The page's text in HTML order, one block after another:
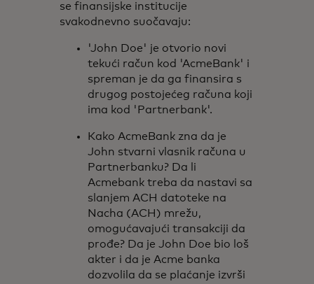
se finansijske institucije
svakodnevno suočavaju:
'John Doe' je otvorio novi
tekući račun kod 'AcmeBank' i
spreman je da ga finansira s
drugog postojećeg računa koji
ima kod 'Partnerbank'.
Kako AcmeBank zna da je
John stvarni vlasnik računa u
Partnerbanku? Da li
Acmebank treba da nastavi sa
slanjem ACH datoteke na
Nacha (ACH) mrežu,
omogućavajući transakciji da
prođe? Da je John Doe bio loš
akter i da je Acme banka
dozvolila da se plaćanje izvrši